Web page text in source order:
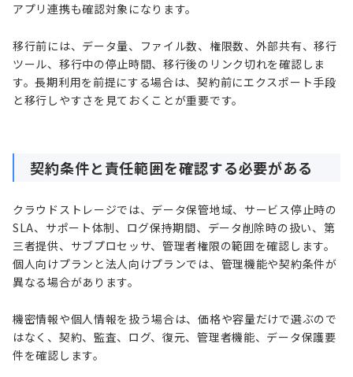
アプリ連携も確認対象になります。
移行前には、データ量、ファイル数、権限数、外部共有、移行
ツール、移行中の停止時間、移行後のリンク切れを確認しま
す。長期利用を前提にする場合は、契約前にエクスポート手段
と移行しやすさを見ておくことが重要です。
契約条件と責任範囲を確認する必要がある
クラウドストレージでは、データ保管地域、サービス停止時の
SLA、サポート体制、ログ保持期間、データ削除時の扱い、第
三者提供、サブプロセッサ、管理者権限の範囲を確認します。
個人向けプランと法人向けプランでは、管理機能や契約条件が
異なる場合があります。
機密情報や個人情報を扱う場合は、価格や容量だけで選ぶので
はなく、契約、監査、ログ、復元、管理者機能、データ保護要
件を確認します。